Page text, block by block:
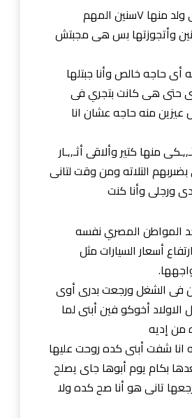
انا شابسنه كنت متزوج وزوجتى كانت عندها القلب وأتوفـ,,ـت وعندى ولد منها ٧سنين المهم
وحده مطلـ,,ـقه معاها ولد وبنت توأم اكبر عندهم ٩سنين وأتجوزتها بس هى مجبتش
حاجه خالص وأنا جبتلها
حتى هى كانت بتجري فى
عيزين منه حاجه عشان انا
منها كتير وألاقى أثـ,,ـار
التلاته ومن وقت لتانى
ورجلى وأنا كنت
مستويات قياسية تجاوزت ٢٥٠٠ دولار، يجد المواطن المصري نفسه
أسعار السيارات مثل
فى الشغل ورجعت بدرى أوى
أخوكو فين أبنى لما
من إديه
انا شفت أبنى كده روحت عليها
بكام يوم أبوها جاى يصلح
تانى هو أنا صح كده ولا